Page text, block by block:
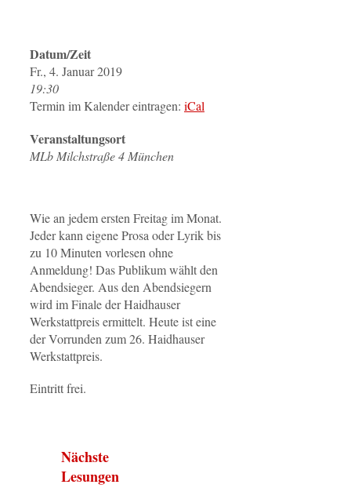
Datum/Zeit
Fr., 4. Januar 2019
19:30
Termin im Kalender eintragen: iCal
Veranstaltungsort
MLb Milchstraße 4 München
Wie an jedem ersten Freitag im Monat.
Jeder kann eigene Prosa oder Lyrik bis
zu 10 Minuten vorlesen ohne
Anmeldung! Das Publikum wählt den
Abendsieger. Aus den Abendsiegern
wird im Finale der Haidhauser
Werkstattpreis ermittelt. Heute ist eine
der Vorrunden zum 26. Haidhauser
Werkstattpreis.
Eintritt frei.
Nächste
Lesungen